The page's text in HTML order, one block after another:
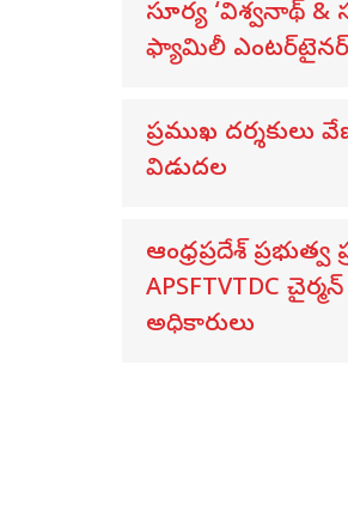
సూర్య ‘విశ్వనాథ్
ఫ్యామిలీ
ప్రముఖ దర్శకులు
విడుదల
ఆంధ్రప్రదేశ్
APSFTVTDC
అధికారులు